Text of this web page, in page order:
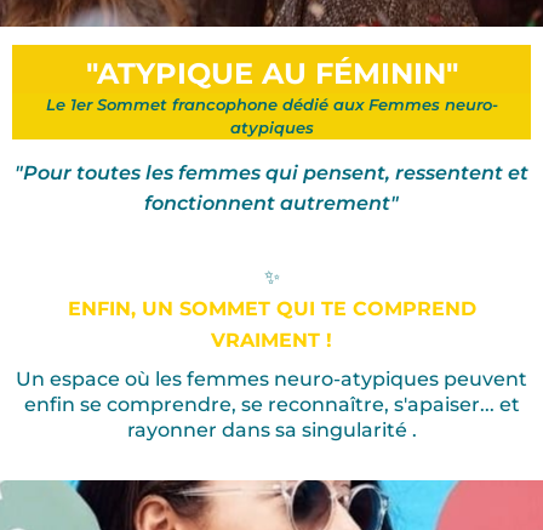
"ATYPIQUE AU FÉMININ"
Le 1er Sommet francophone dédié aux Femmes neuro-
atypiques
"Pour toutes les femmes qui pensent, ressentent et
fonctionnent autrement"
✨
ENFIN, UN SOMMET QUI TE COMPREND
VRAIMENT !
Un espace où les femmes neuro-atypiques peuvent
enfin se comprendre, se reconnaître, s'apaiser... et
rayonner dans sa singularité .